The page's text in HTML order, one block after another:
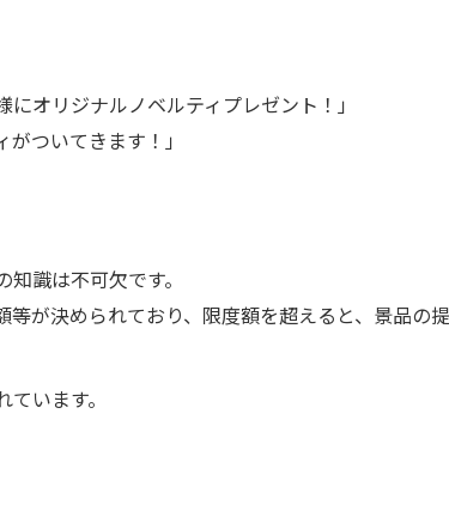
オリジナルノベルティプレゼント！」
がついてきます！」
識は不可欠です。
が決められており、限度額を超えると、景品の
います。